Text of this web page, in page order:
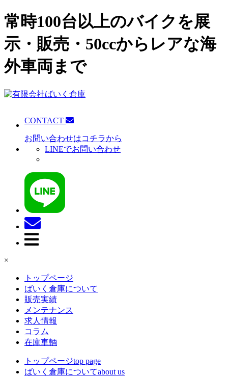
常時100台以上のバイクを展
示・販売・50ccからレアな海
外車両まで
CONTACT
お問い合わせはコチラから
LINEでお問い合わせ
×
トップページ
ばいく倉庫について
販売実績
メンテナンス
求人情報
コラム
在庫車輌
トップページtop page
ばいく倉庫についてabout us